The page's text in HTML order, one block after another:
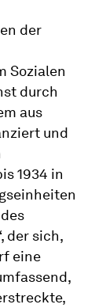
der
Sozialen
durch
aus
und
1934 in
der sich,
eine